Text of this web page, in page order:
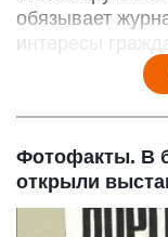
обязывает
интересы
Фотофакты. В
открыли